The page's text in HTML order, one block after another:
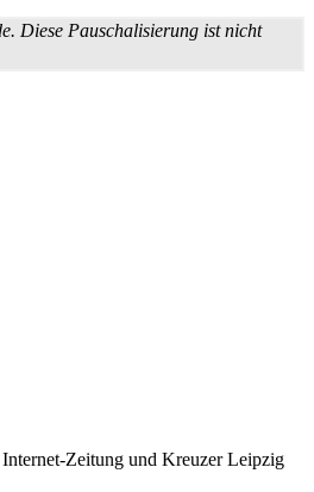
Diese Pauschalisierung ist nicht
Zeitung und Kreuzer Leipzig